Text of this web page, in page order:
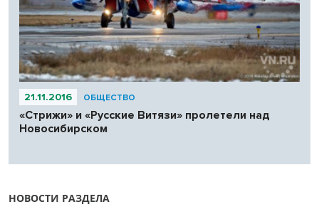
21.11.2016 ОБЩЕСТВО
«Стрижи» и «Русские Витязи» пролетели над
Новосибирском
НОВОСТИ РАЗДЕЛА